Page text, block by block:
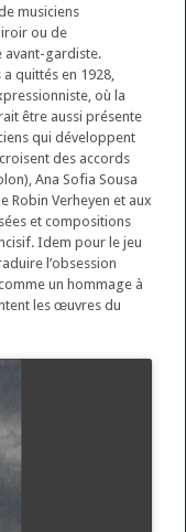
musiciens
ou de
avant-gardiste.
a quittés en 1928,
où la
être aussi présente
qui développent
des accords
Ana Sofia Sousa
Robin Verheyen et aux
et compositions
Idem pour le jeu
l’obsession
un hommage à
les œuvres du